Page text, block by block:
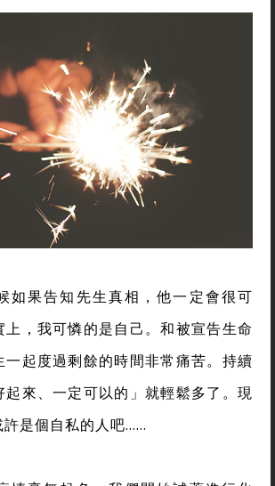
如果告知先生真相，他一定會很可
上，我可憐的是自己。和被宣告生命
一起度過剩餘的時間非常痛苦。持續
起來、一定可以的」就輕鬆多了。現
是個自私的人吧……